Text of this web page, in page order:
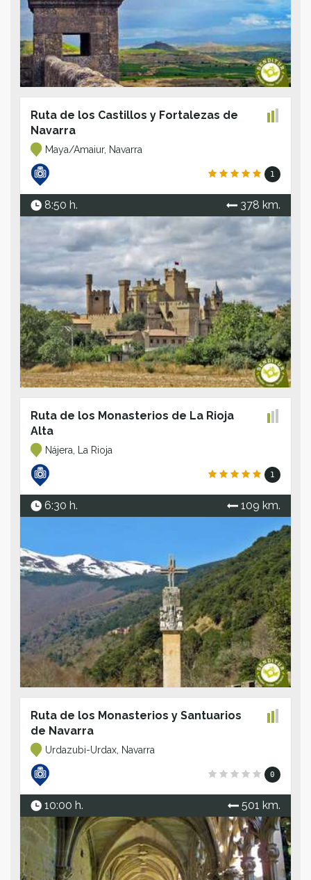
Ruta de los Castillos y Fortalezas de
Navarra
Maya/Amaiur, Navarra
1
8:50 h. 378 km.
Ruta de los Monasterios de La Rioja
Alta
Nájera, La Rioja
1
6:30 h. 109 km.
Ruta de los Monasterios y Santuarios
de Navarra
Urdazubi-Urdax, Navarra
0
10:00 h. 501 km.